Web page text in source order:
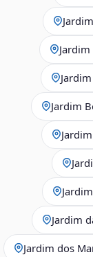
Jardim
Jardim
Jardim dos